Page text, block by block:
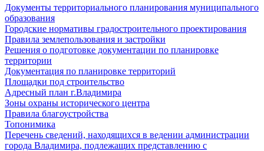
Документы территориального планирования муниципального
образования
Городские нормативы градостроительного проектирования
Правила землепользования и застройки
Решения о подготовке документации по планировке
территории
Документация по планировке территорий
Площадки под строительство
Адресный план г.Владимира
Зоны охраны исторического центра
Правила благоустройства
Топонимика
Перечень сведений, находящихся в ведении администрации
города Владимира, подлежащих представлению с